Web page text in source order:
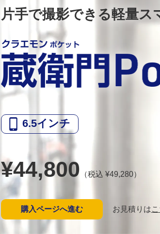
片手で撮影できる軽量ス
6.5インチ
¥44,800 （税込 ¥49,280）
購入ページへ進む お見積りは